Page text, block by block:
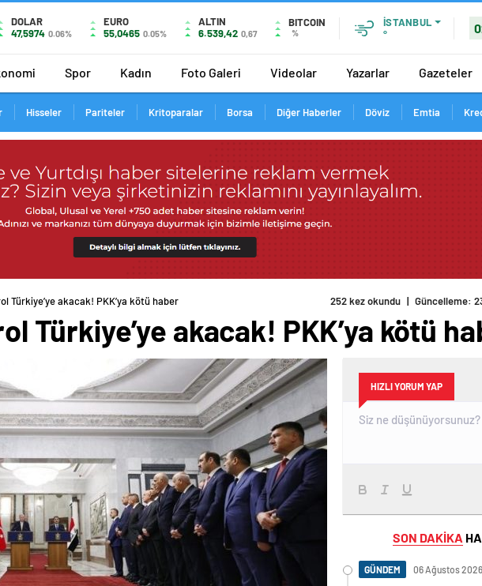
DOLAR
47,5974 0.06%
EURO
55,0465 0.05%
ALTIN
6.539,42 0,67
BITCOIN
%
İSTANBUL
°
Spor Kadın Foto Galeri Videolar Yazarlar Gazeteler
Hisseler Pariteler Kritoparalar Borsa Diğer Haberler Döviz Emtia
Türkiye’ye akacak! PKK’ya kötü haber
Türkiye’ye akacak! PKK’ya kötü
HIZLI YORUM YAP
SON DAKİKA
GÜNDEM 06 Ağustos 2026